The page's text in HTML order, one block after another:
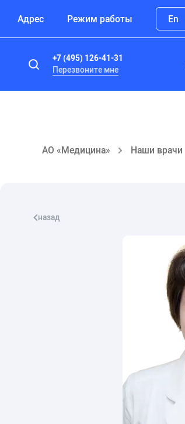
Адрес Режим работы En
+7 (495) 126-41-31
Перезвоните мне
АО «Медицина» Наши врачи
назад